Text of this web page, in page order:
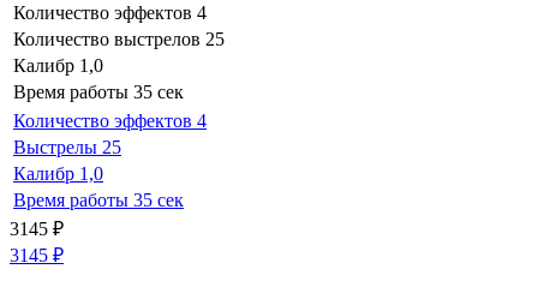
Количество эффектов 4
Количество выстрелов 25
Калибр 1,0
Время работы 35 сек
Количество эффектов 4
Выстрелы 25
Калибр 1,0
Время работы 35 сек
3145 ₽
3145 ₽